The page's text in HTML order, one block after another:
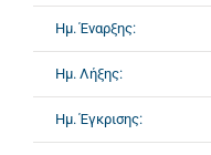
Ημ. Έναρξης:
Ημ. Λήξης:
Ημ. Έγκρισης: